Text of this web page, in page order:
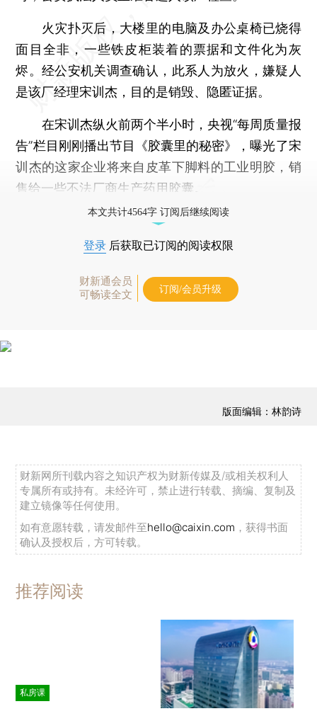
火灾扑灭后，大楼里的电脑及办公桌椅已烧得
面目全非，一些铁皮柜装着的票据和文件化为灰
烬。经公安机关调查确认，此系人为放火，嫌疑人
是该厂经理宋训杰，目的是销毁、隐匿证据。
在宋训杰纵火前两个半小时，央视“每周质量报
告”栏目刚刚播出节目《胶囊里的秘密》，曝光了宋
训杰的这家企业将来自皮革下脚料的工业明胶，销
售给一些不法厂商生产药用胶囊。
本文共计4564字 订阅后继续阅读
登录 后获取已订阅的阅读权限
财新通会员
可畅读全文
订阅/会员升级
版面编辑：林韵诗
财新网所刊载内容之知识产权为财新传媒及/或相关权利人
专属所有或持有。未经许可，禁止进行转载、摘编、复制及
建立镜像等任何使用。
如有意愿转载，请发邮件至hello@caixin.com ，获得书面
确认及授权后，方可转载。
推荐阅读
私房课